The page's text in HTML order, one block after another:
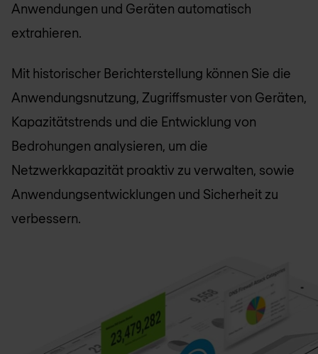
Anwendungen und Geräten automatisch
extrahieren.
Mit historischer Berichterstellung können Sie die
Anwendungsnutzung, Zugriffsmuster von Geräten,
Kapazitätstrends und die Entwicklung von
Bedrohungen analysieren, um die
Netzwerkkapazität proaktiv zu verwalten, sowie
Anwendungsentwicklungen und Sicherheit zu
verbessern.